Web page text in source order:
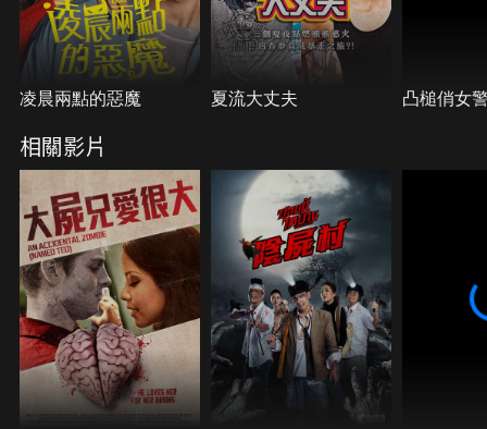
凌晨兩點的惡魔 夏流大丈夫 凸槌俏女
相關影片